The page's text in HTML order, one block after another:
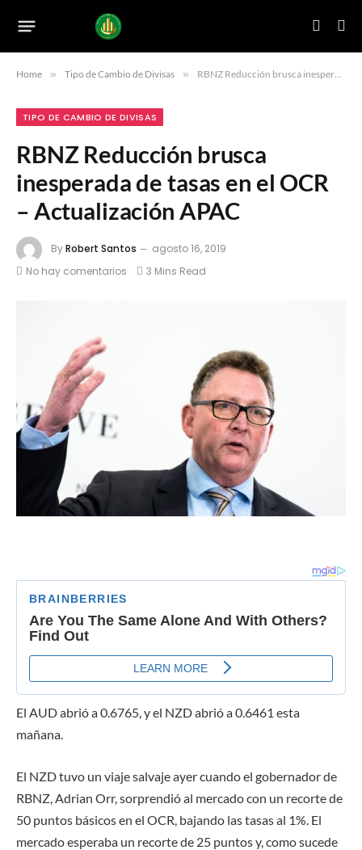
Home » Tipo de Cambio de Divisas » RBNZ Reducción brusca inesperada de tasas en el OCR – Actualización APAC
TIPO DE CAMBIO DE DIVISAS
RBNZ Reducción brusca
inesperada de tasas en el OCR
– Actualización APAC
ByRobert Santos
agosto 16, 2019
No hay comentarios
3 Mins Read
El AUD abrió a 0.6765, y el NZD abrió a 0.6461 esta
mañana.
El NZD tuvo un viaje salvaje ayer cuando el gobernador de
RBNZ, Adrian Orr, sorprendió al mercado con un recorte de
50 puntos básicos en el OCR, bajando las tasas al 1%. El
mercado esperaba un recorte de 25 puntos y, como sucede